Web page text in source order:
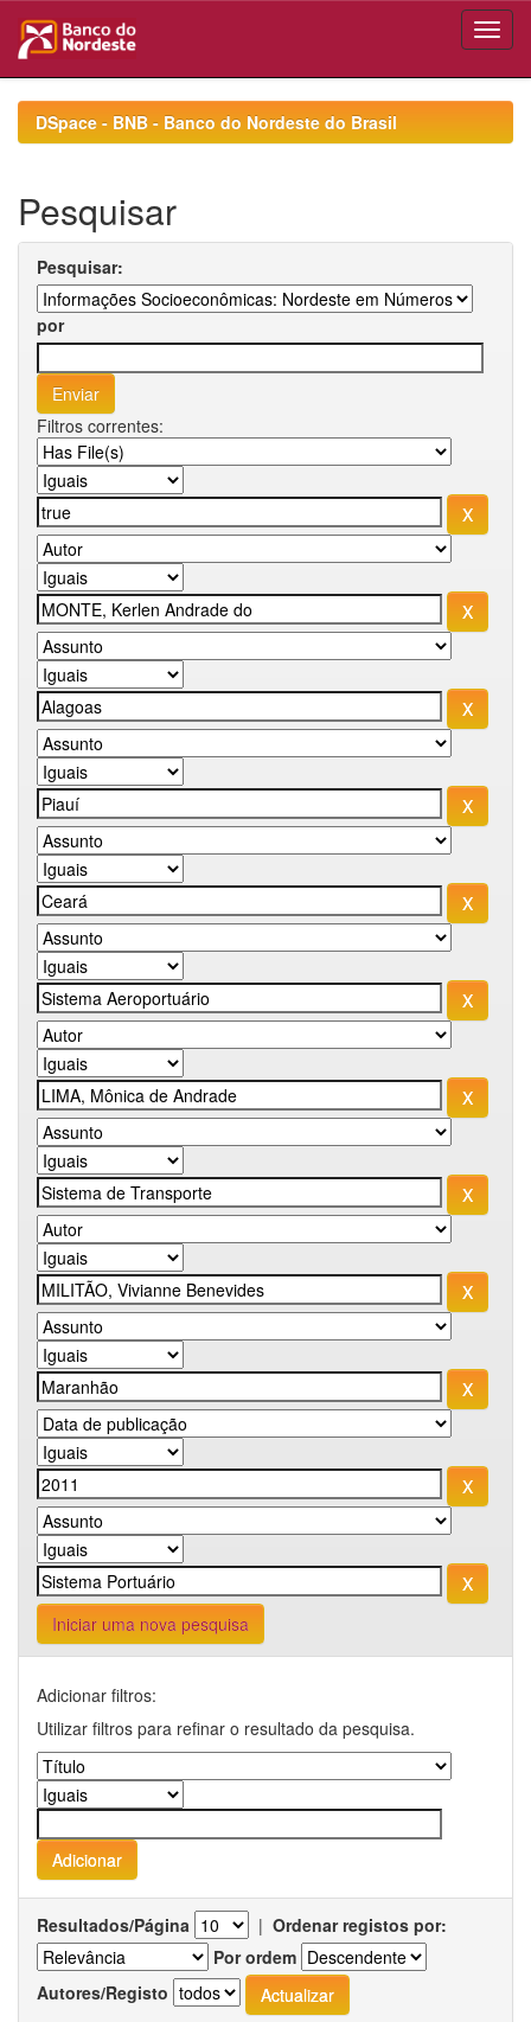
navigationDSpace - BNB - Banco do Nordeste do Brasil
Pesquisar
Pesquisar:
por
Filtros correntes:
Iniciar uma nova pesquisa
Adicionar filtros:
Utilizar filtros para refinar o resultado da pesquisa.
Resultados/Página | Ordenar registos por:
Por ordem
Autores/Registo